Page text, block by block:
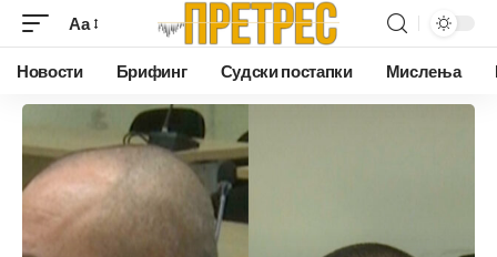
Аа
Новости Брифинг Судски постапки Мислења